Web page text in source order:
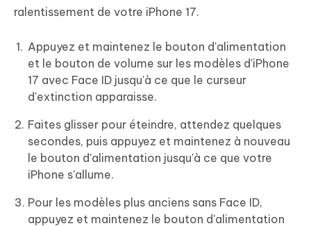
ralentissement de votre iPhone 17.
Appuyez et maintenez le bouton d'alimentation
et le bouton de volume sur les modèles d'iPhone
17 avec Face ID jusqu'à ce que le curseur
d'extinction apparaisse.
Faites glisser pour éteindre, attendez quelques
secondes, puis appuyez et maintenez à nouveau
le bouton d'alimentation jusqu'à ce que votre
iPhone s'allume.
Pour les modèles plus anciens sans Face ID,
appuyez et maintenez le bouton d'alimentation